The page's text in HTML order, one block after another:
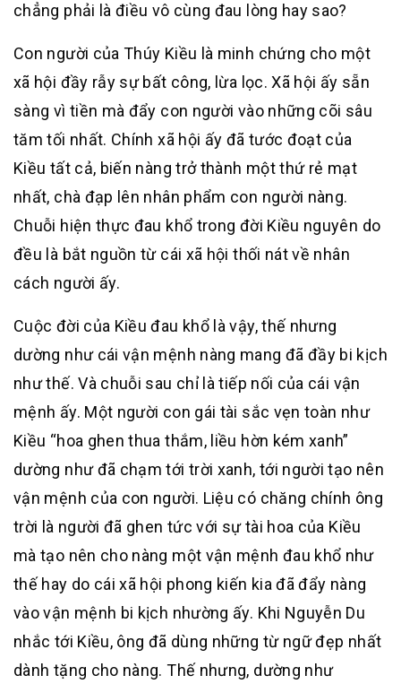
chẳng phải là điều vô cùng đau lòng hay sao?
Con người của Thúy Kiều là minh chứng cho một
xã hội đầy rẫy sự bất công, lừa lọc. Xã hội ấy sẵn
sàng vì tiền mà đẩy con người vào những cõi sâu
tăm tối nhất. Chính xã hội ấy đã tước đoạt của
Kiều tất cả, biến nàng trở thành một thứ rẻ mạt
nhất, chà đạp lên nhân phẩm con người nàng.
Chuỗi hiện thực đau khổ trong đời Kiều nguyên do
đều là bắt nguồn từ cái xã hội thối nát về nhân
cách người ấy.
Cuộc đời của Kiều đau khổ là vậy, thế nhưng
dường như cái vận mệnh nàng mang đã đầy bi kịch
như thế. Và chuỗi sau chỉ là tiếp nối của cái vận
mệnh ấy. Một người con gái tài sắc vẹn toàn như
Kiều “hoa ghen thua thắm, liều hờn kém xanh”
dường như đã chạm tới trời xanh, tới người tạo nên
vận mệnh của con người. Liệu có chăng chính ông
trời là người đã ghen tức với sự tài hoa của Kiều
mà tạo nên cho nàng một vận mệnh đau khổ như
thế hay do cái xã hội phong kiến kia đã đẩy nàng
vào vận mệnh bi kịch nhường ấy. Khi Nguyễn Du
nhắc tới Kiều, ông đã dùng những từ ngữ đẹp nhất
dành tặng cho nàng. Thế nhưng, dường như